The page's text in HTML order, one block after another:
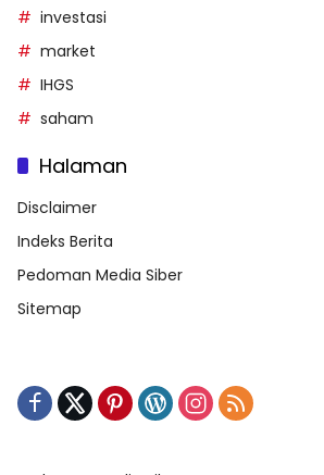
investasi
market
IHGS
saham
Halaman
Disclaimer
Indeks Berita
Pedoman Media Siber
Sitemap